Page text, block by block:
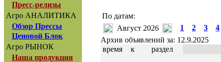
Пресс-релизы
Агро АНАЛИТИКА
Обзор Прессы
Ценовой Блок
Агро РЫНОК
Наша продукция
По датам:
Август 2026
1 2 3
4
Архив объявлений за: 12.9.2025
время
к раздел